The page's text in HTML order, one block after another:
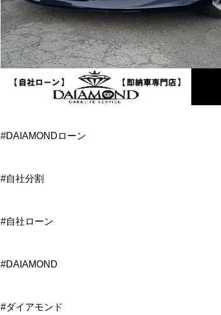
#DAIAMONDローン
#自社分割
#自社ローン
#DAIAMOND
#ダイアモンド